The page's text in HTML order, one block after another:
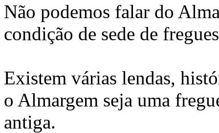
Não podemos falar do
condição de sede de
Existem várias lendas,
o Almargem seja uma
antiga.